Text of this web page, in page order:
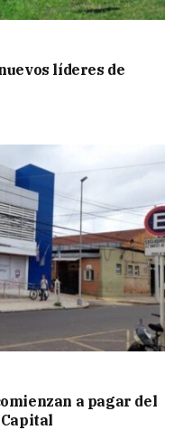
líderes de
a pagar del